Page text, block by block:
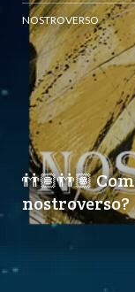
NOSTROVERSO
👬🏽👬🏽
nostroverso?